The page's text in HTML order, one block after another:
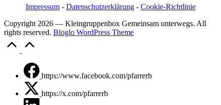
Impressum- Datenschutzerklärung- Cookie-Richtlinie
Copyright 2026 — Kleingruppenbox Gemeinsam unterwegs. All
rights reserved. Bloglo WordPress Theme
https://www.facebook.com/pfarrerb
https://x.com/pfarrerb